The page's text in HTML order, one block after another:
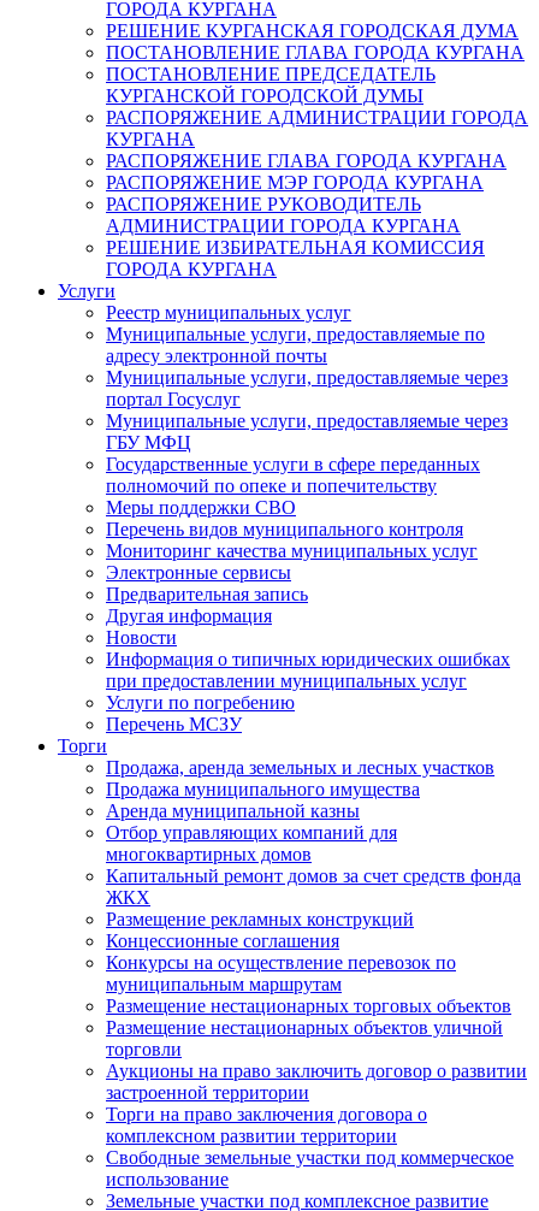
ГОРОДА КУРГАНА
РЕШЕНИЕ КУРГАНСКАЯ ГОРОДСКАЯ ДУМА
ПОСТАНОВЛЕНИЕ ГЛАВА ГОРОДА КУРГАНА
ПОСТАНОВЛЕНИЕ ПРЕДСЕДАТЕЛЬ
КУРГАНСКОЙ ГОРОДСКОЙ ДУМЫ
РАСПОРЯЖЕНИЕ АДМИНИСТРАЦИИ ГОРОДА
КУРГАНА
РАСПОРЯЖЕНИЕ ГЛАВА ГОРОДА КУРГАНА
РАСПОРЯЖЕНИЕ МЭР ГОРОДА КУРГАНА
РАСПОРЯЖЕНИЕ РУКОВОДИТЕЛЬ
АДМИНИСТРАЦИИ ГОРОДА КУРГАНА
РЕШЕНИЕ ИЗБИРАТЕЛЬНАЯ КОМИССИЯ
ГОРОДА КУРГАНА
Услуги
Реестр муниципальных услуг
Муниципальные услуги, предоставляемые по
адресу электронной почты
Муниципальные услуги, предоставляемые через
портал Госуслуг
Муниципальные услуги, предоставляемые через
ГБУ МФЦ
Государственные услуги в сфере переданных
полномочий по опеке и попечительству
Меры поддержки СВО
Перечень видов муниципального контроля
Мониторинг качества муниципальных услуг
Электронные сервисы
Предварительная запись
Другая информация
Новости
Информация о типичных юридических ошибках
при предоставлении муниципальных услуг
Услуги по погребению
Перечень МСЗУ
Торги
Продажа, аренда земельных и лесных участков
Продажа муниципального имущества
Аренда муниципальной казны
Отбор управляющих компаний для
многоквартирных домов
Капитальный ремонт домов за счет средств фонда
ЖКХ
Размещение рекламных конструкций
Концессионные соглашения
Конкурсы на осуществление перевозок по
муниципальным маршрутам
Размещение нестационарных торговых объектов
Размещение нестационарных объектов уличной
торговли
Аукционы на право заключить договор о развитии
застроенной территории
Торги на право заключения договора о
комплексном развитии территории
Свободные земельные участки под коммерческое
использование
Земельные участки под комплексное развитие